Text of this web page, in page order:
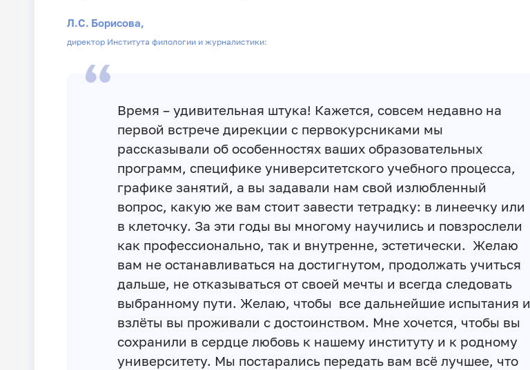
Л.С. Борисова,
директор Института филологии и журналистики:
Время – удивительная штука! Кажется, совсем недавно на
первой встрече дирекции с первокурсниками мы
рассказывали об особенностях ваших образовательных
программ, специфике университетского учебного процесса,
графике занятий, а вы задавали нам свой излюбленный
вопрос, какую же вам стоит завести тетрадку: в линеечку или
в клеточку. За эти годы вы многому научились и повзрослели
как профессионально, так и внутренне, эстетически. Желаю
вам не останавливаться на достигнутом, продолжать учиться
дальше, не отказываться от своей мечты и всегда следовать
выбранному пути. Желаю, чтобы все дальнейшие испытания и
взлёты вы проживали с достоинством. Мне хочется, чтобы вы
сохранили в сердце любовь к нашему институту и к родному
университету. Мы постарались передать вам всё лучшее, что